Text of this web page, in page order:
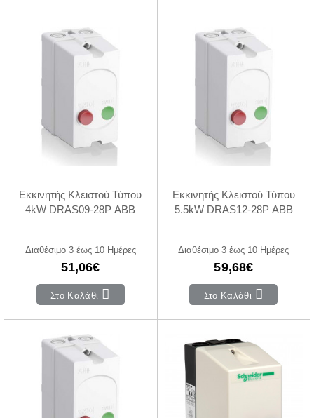
Εκκινητής Κλειστού Τύπου
4kW DRAS09-28P ABB
Διαθέσιμο 3 έως 10 Ημέρες
51,06€
Στο Καλάθι
Εκκινητής Κλειστού Τύπου
5.5kW DRAS12-28P ABB
Διαθέσιμο 3 έως 10 Ημέρες
59,68€
Στο Καλάθι